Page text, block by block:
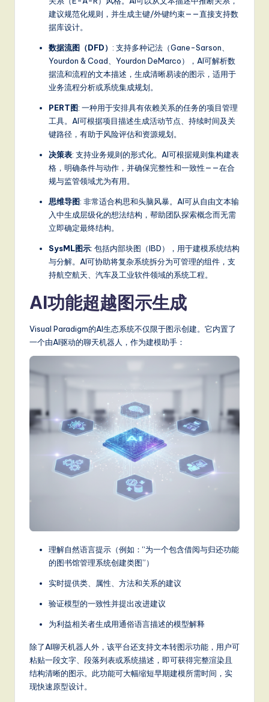
建议规范化规则，并生成主键/外键约束——直接支持数
据库设计。
数据流图（DFD） : 支持多种记法（Gane-Sarson、
Yourdon & Coad、Yourdon DeMarco），AI可解析数
据流和流程的文本描述，生成清晰易读的图示，适用于
业务流程分析或系统集成规划。
PERT图: 一种用于安排具有依赖关系的任务的项目管理
工具。AI可根据项目描述生成活动节点、持续时间及关
键路径，有助于风险评估和资源规划。
决策表: 支持业务规则的形式化。AI可根据规则集构建表
格，明确条件与动作，并确保完整性和一致性——在合
规与监管领域尤为有用。
思维导图: 非常适合构思和头脑风暴。AI可从自由文本输
入中生成层级化的想法结构，帮助团队探索概念而无需
立即确定最终结构。
SysML图示: 包括内部块图（IBD），用于建模系统结构
与分解。AI可协助将复杂系统拆分为可管理的组件，支
持航空航天、汽车及工业软件领域的系统工程。
AI功能超越图示生成
Visual Paradigm的AI生态系统不仅限于图示创建。它内置了
一个由AI驱动的聊天机器人，作为建模助手：
理解自然语言提示（例如：“为一个包含借阅与归还功能
的图书馆管理系统创建类图”）
实时提供类、属性、方法和关系的建议
验证模型的一致性并提出改进建议
为利益相关者生成用通俗语言描述的模型解释
除了AI聊天机器人外，该平台还支持文本转图示功能，用户可
粘贴一段文字、段落列表或系统描述，即可获得完整渲染且
结构清晰的图示。此功能可大幅缩短早期建模所需时间，实
现快速原型设计。